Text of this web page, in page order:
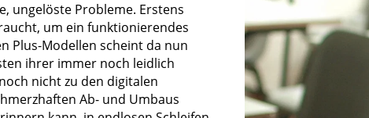
ungelöste Probleme. Erstens
um ein funktionierendes
Plus-Modellen scheint da nun
ihrer immer noch leidlich
nicht zu den digitalen
Ab- und Umbaus